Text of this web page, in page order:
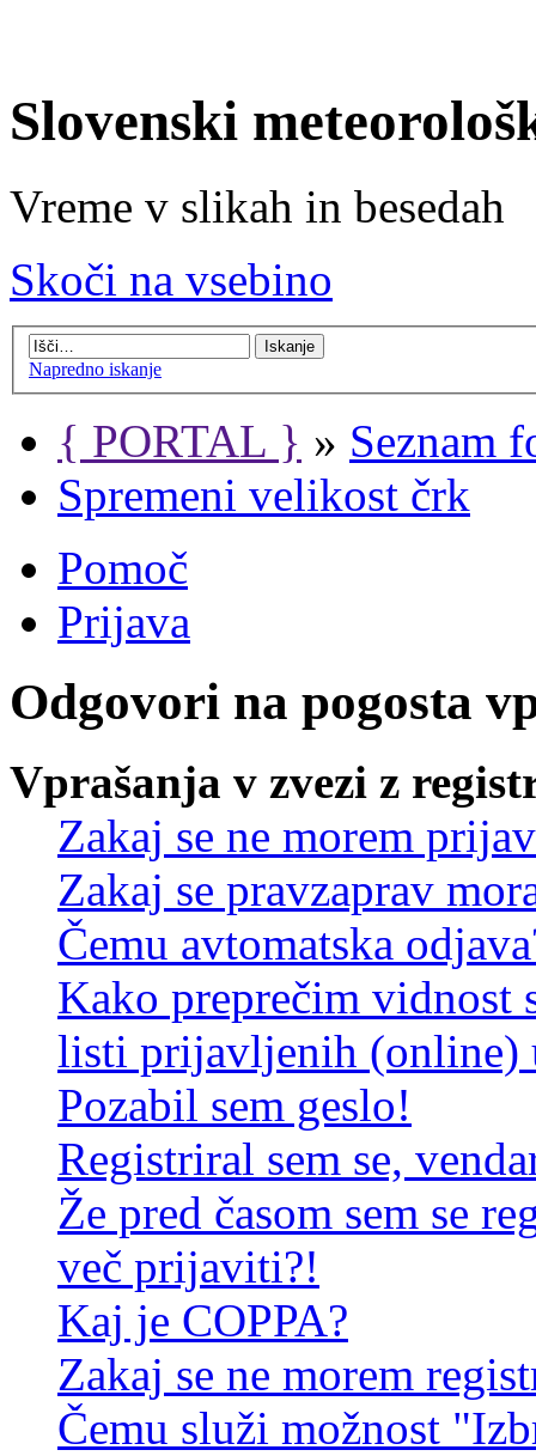
Slovenski
Vreme v slikah in besedah
Skoči na vsebino
Napredno iskanje
{ PORTAL } » Seznam
Spremeni velikost črk
Pomoč
Prijava
Odgovori na pogosta
Vprašanja v zvezi z
Zakaj se ne morem
Zakaj se pravzaprav
Čemu avtomatska
Kako preprečim vidnost
listi prijavljenih (online)
Pozabil sem geslo!
Registriral sem se,
Že pred časom sem se
več prijaviti?!
Kaj je COPPA?
Zakaj se ne morem
Čemu služi možnost